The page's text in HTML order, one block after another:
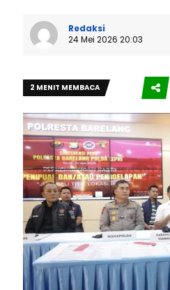
Redaksi
24 Mei 2026 20:03
2 MENIT MEMBACA